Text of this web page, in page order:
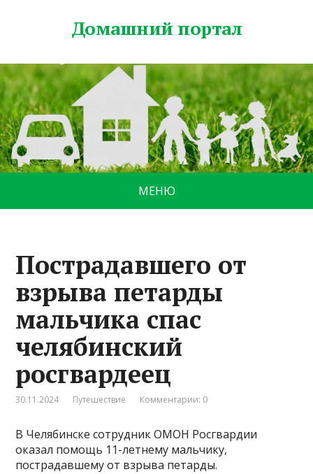
Домашний портал
МЕНЮ
Пострадавшего от
взрыва петарды
мальчика спас
челябинский
росгвардеец
30.11.2024 Путешествие Комментарии: 0
В Челябинске сотрудник ОМОН Росгвардии
оказал помощь 11-летнему мальчику,
пострадавшему от взрыва петарды.